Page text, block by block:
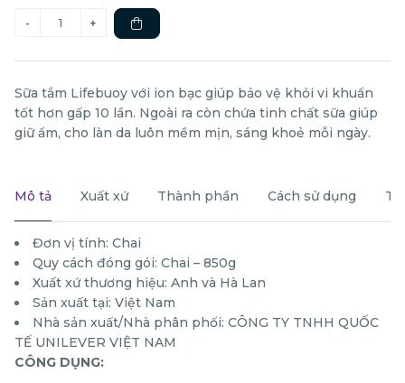
Sữa tắm Lifebuoy với ion bạc giúp bảo vệ khỏi vi khuẩn
tốt hơn gấp 10 lần. Ngoài ra còn chứa tinh chất sữa giúp
giữ ẩm, cho làn da luôn mềm mịn, sáng khoẻ mỗi ngày.
Mô tả Xuất xứ Thành phần Cách sử dụng
Đơn vị tính: Chai
Quy cách đóng gói: Chai – 850g
Xuất xứ thương hiệu: Anh và Hà Lan
Sản xuất tại: Việt Nam
Nhà sản xuất/Nhà phân phối: CÔNG TY TNHH QUỐC
TẾ UNILEVER VIỆT NAM
CÔNG DỤNG: